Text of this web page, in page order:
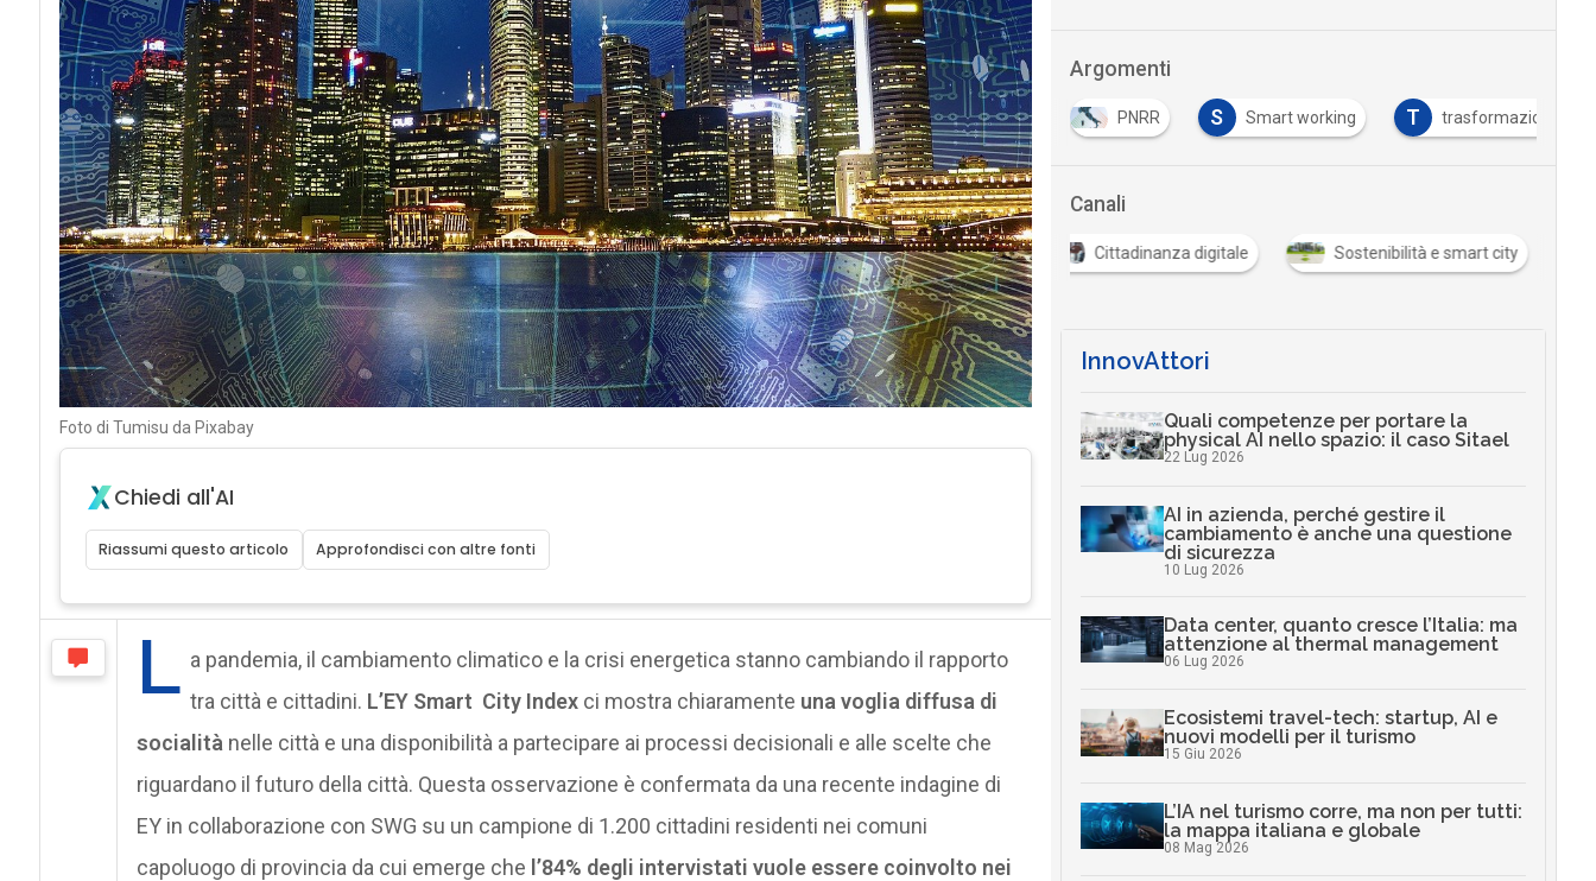
Foto di Tumisu da Pixabay
Chiedi all'AI
Riassumi questo articolo Approfondisci con altre fonti
L a pandemia, il cambiamento climatico e la crisi energetica stanno cambiando il rapporto
tra città e cittadini. L’EY Smart City Indexci mostra chiaramente una voglia diffusa di
socialità nelle città e una disponibilità a partecipare ai processi decisionali e alle scelte che
riguardano il futuro della città. Questa osservazione è confermata da una recente indagine di
EY in collaborazione con SWG su un campione di 1.200 cittadini residenti nei comuni
capoluogo di provincia da cui emerge che l’84% degli intervistati vuole essere coinvolto nei
Argomenti
C CIE PNRR S Smart working T trasformazione
Canali
Cittadinanza digitale Sostenibilità e smart city
InnovAttori
Quali competenze per portare la
physical AI nello spazio: il caso Sitael
22 Lug 2026
AI in azienda, perché gestire il
cambiamento è anche una questione
di sicurezza
10 Lug 2026
Data center, quanto cresce l’Italia: ma
attenzione al thermal management
06 Lug 2026
Ecosistemi travel-tech: startup, AI e
nuovi modelli per il turismo
15 Giu 2026
L’IA nel turismo corre, ma non per tutti:
la mappa italiana e globale
08 Mag 2026